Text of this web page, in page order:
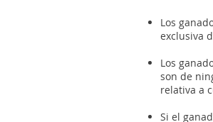
Los
exclusiva
Los
son de
relativa a
Si el